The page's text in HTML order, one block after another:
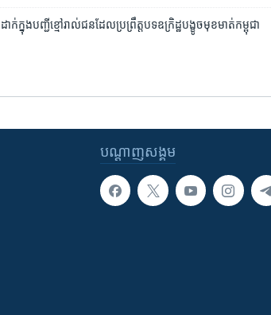
ក្នុង​បញ្ជី​ខ្មៅ​រាល់​ជន​ដែល​ប្រព្រឹត្ត​បទឧក្រិដ្ឋ​បង្ខូច​មុខមាត់​កម្ពុជា
បណ្តាញ​សង្គម